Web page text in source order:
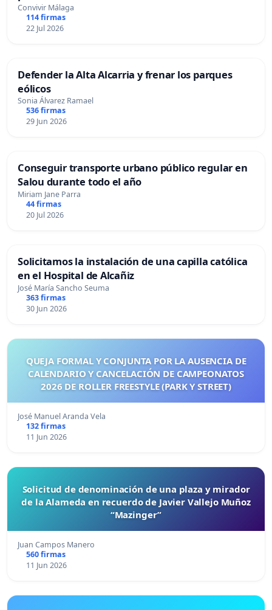
Convivir Málaga
114 firmas
22 Jul 2026
Defender la Alta Alcarria y frenar los parques
eólicos
Sonia Álvarez Ramael
536 firmas
29 Jun 2026
Conseguir transporte urbano público regular en
Salou durante todo el año
Miriam Jane Parra
44 firmas
20 Jul 2026
Solicitamos la instalación de una capilla católica
en el Hospital de Alcañiz
José María Sancho Seuma
363 firmas
30 Jun 2026
QUEJA FORMAL Y CONJUNTA POR LA AUSENCIA DE
CALENDARIO Y CANCELACIÓN DE CAMPEONATOS
2026 DE ROLLER FREESTYLE (PARK Y STREET)
José Manuel Aranda Vela
132 firmas
11 Jun 2026
Solicitud de denominación de una plaza y mirador
de la Alameda en recuerdo de Javier Vallejo Muñoz
“Mazinger”
Juan Campos Manero
560 firmas
11 Jun 2026